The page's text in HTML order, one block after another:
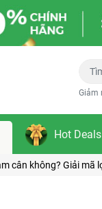
Giảm
Hot Deals
cân không? Giải mã